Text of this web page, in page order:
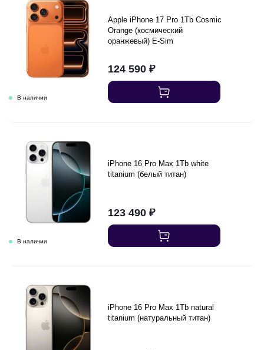
Apple iPhone 17 Pro 1Tb Cosmic
Orange (космический
оранжевый) E-Sim
124 590₽
iPhone 16 Pro Max 1Tb white
titanium (белый титан)
123 490₽
iPhone 16 Pro Max 1Tb natural
titanium (натуральный титан)